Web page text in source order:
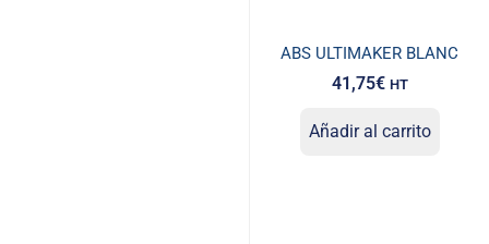
ABS ULTIMAKER BLANC
41,75€ HT
Añadir al carrito